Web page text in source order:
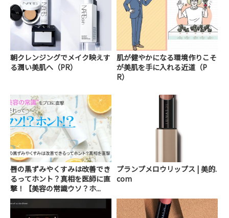
朝クレンジングでメイク映えす
る潤い美肌へ（PR）
肌が健やかになる環境作りこそ
が美肌を手に入れる近道（P
R）
唇の黒ずみやくすみは改善でき
るってホント？真相を医師に直
撃！【美容の常識ウソ？ホ...
プランプメロウリップス | 美的.
com